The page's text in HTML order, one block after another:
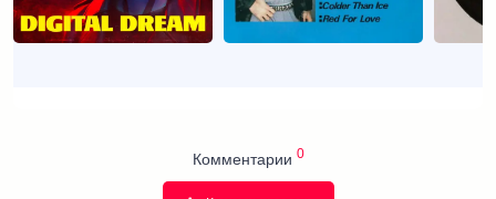
Комментарии 0